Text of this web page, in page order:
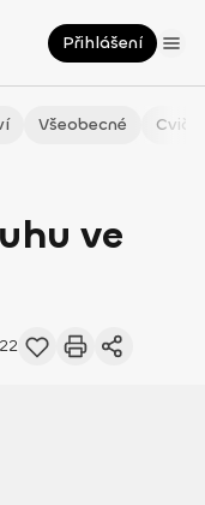
Přihlášení
Všeobecné
ve